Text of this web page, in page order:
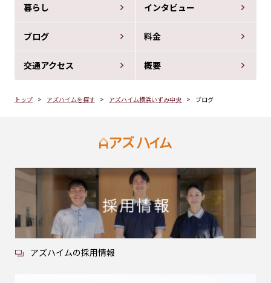
暮らし インタビュー
ブログ 料金
交通アクセス 概要
トップ アズハイムを探す アズハイム横浜いずみ中央 ブログ
アズハイムの採用情報